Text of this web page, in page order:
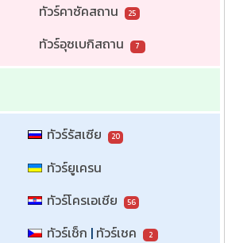
ทัวร์คาซัคสถาน 25
ทัวร์อุซเบกิสถาน 7
ทัวร์รัสเซีย 20
ทัวร์ยูเครน
ทัวร์โครเอเชีย
56
ทัวร์เช็ก | ทัวร์เชค 2